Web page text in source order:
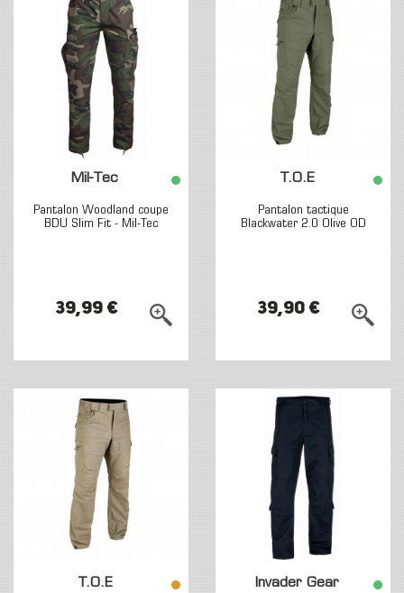
Mil-Tec
Pantalon Woodland coupe
BDU Slim Fit - Mil-Tec
39,99 €
T.O.E
Pantalon tactique
Blackwater 2.0 Olive OD
39,90 €
T.O.E Invader Gear